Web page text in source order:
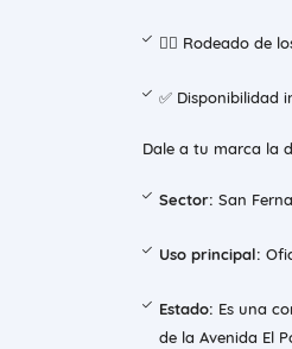
🚶‍♂️ Rodeado de
✅ Disponibilidad
Dale a tu marca la
Sector: San
Uso principal:
Estado: Es una
de la Avenida El